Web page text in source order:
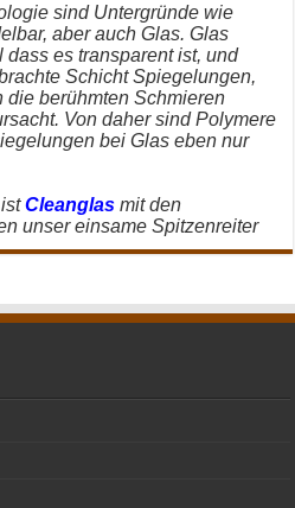
sind Untergründe wie
aber auch Glas. Glas
es transparent ist, und
Schicht Spiegelungen,
berühmten Schmieren
Von daher sind Polymere
bei Glas eben nur
istCleanglas mit den
unser einsame Spitzenreiter